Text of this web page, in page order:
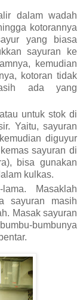
dalam wadah
kotorannya
yang biasa
sayuran ke
kemudian
kotoran tidak
ada yang
untuk stok di
Yaitu, sayuran
diguyur
sayuran di
bisa gunakan
kulkas.
Masaklah
sayuran masih
Masak sayuran
bumbunya